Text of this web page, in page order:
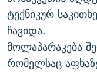
ტექნიკურ
ჩავიდა.
მოლაპარაკება
რომელსაც